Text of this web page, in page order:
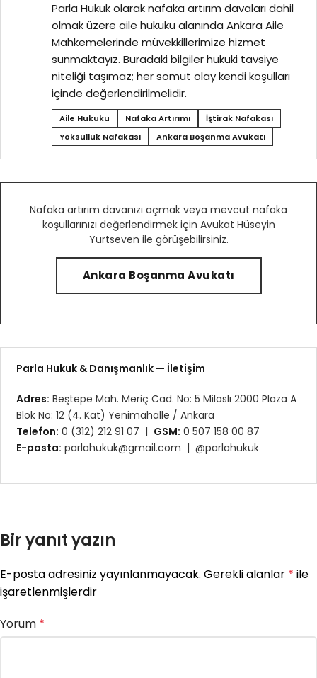
Parla Hukuk olarak nafaka artırım davaları dahil
olmak üzere aile hukuku alanında Ankara Aile
Mahkemelerinde müvekkillerimize hizmet
sunmaktayız. Buradaki bilgiler hukuki tavsiye
niteliği taşımaz; her somut olay kendi koşulları
içinde değerlendirilmelidir.
Aile Hukuku Nafaka Artırımı
İştirak Nafakası
Yoksulluk Nafakası
Ankara Boşanma Avukatı
Nafaka artırım davanızı açmak veya mevcut nafaka
koşullarınızı değerlendirmek için Avukat Hüseyin
Yurtseven ile görüşebilirsiniz.
Ankara Boşanma Avukatı
Parla Hukuk & Danışmanlık — İletişim
Adres: Beştepe Mah. Meriç Cad. No: 5 Milaslı 2000 Plaza A
Blok No: 12 (4. Kat) Yenimahalle / Ankara
Telefon: 0 (312) 212 91 07 | GSM: 0 507 158 00 87
E-posta: parlahukuk@gmail.com | @parlahukuk
Bir yanıt yazın
E-posta adresiniz yayınlanmayacak. Gerekli alanlar * ile
işaretlenmişlerdir
Yorum *